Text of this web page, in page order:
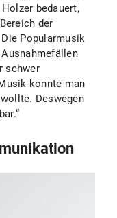
bedauert,
der
Popularmusik
schwer
konnte man
Deswegen